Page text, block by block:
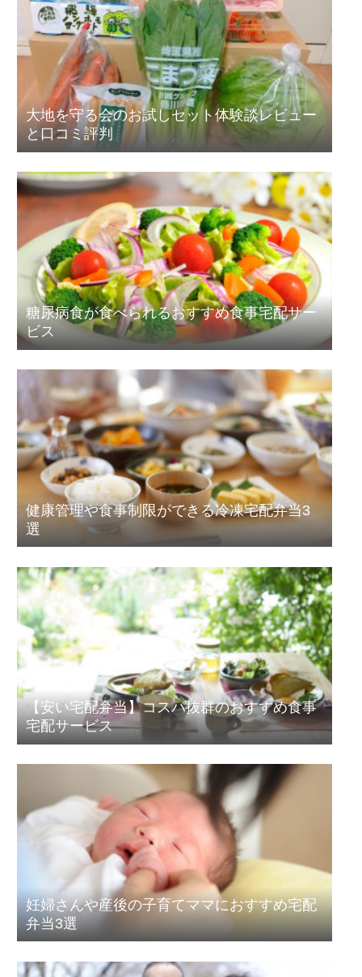
大地を守る会のお試しセット体験談レビュー
と口コミ評判
糖尿病食が食べられるおすすめ食事宅配サー
ビス
健康管理や食事制限ができる冷凍宅配弁当3
選
【安い宅配弁当】コスパ抜群のおすすめ食事
宅配サービス
妊婦さんや産後の子育てママにおすすめ宅配
弁当3選